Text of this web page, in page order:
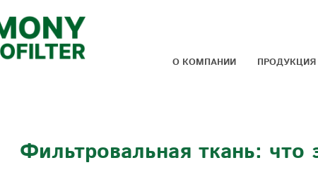
О КОМПАНИИ ПРОДУКЦИЯ
Фильтровальная ткань: